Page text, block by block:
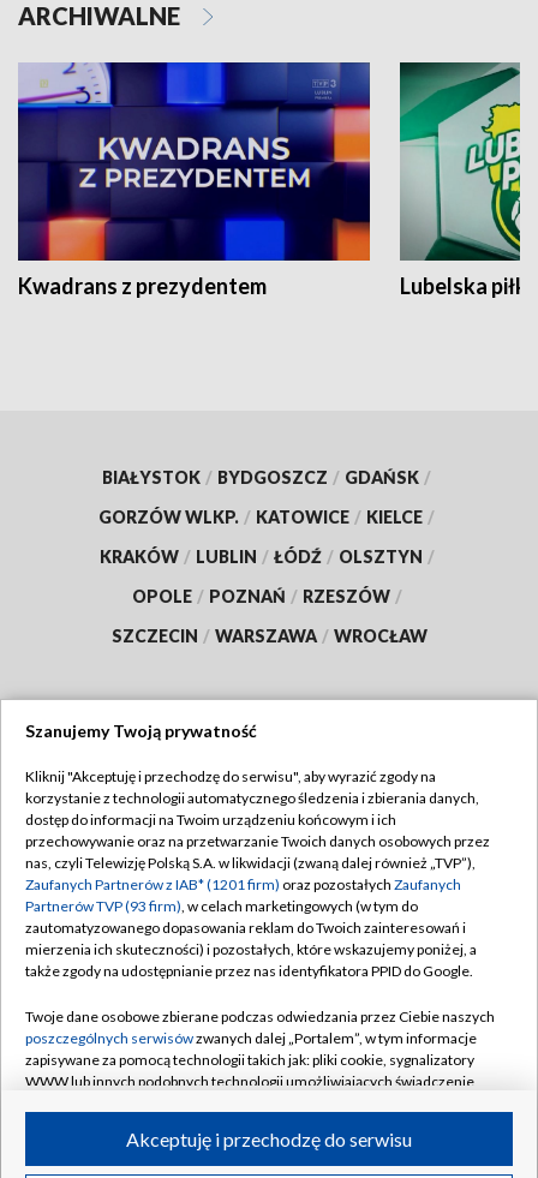
ARCHIWALNE
Kwadrans z prezydentem Lubelska piłka
BIAŁYSTOK / BYDGOSZCZ / GDAŃSK /
GORZÓW WLKP. / KATOWICE / KIELCE /
KRAKÓW / LUBLIN / ŁÓDŹ / OLSZTYN /
OPOLE / POZNAŃ / RZESZÓW /
SZCZECIN / WARSZAWA / WROCŁAW
TVP
Abonament TVP
Emisja w TVP
Centrum informacji TVP
Naziemna Telewizja Cyfrowa
Rada Programowa
System NOS
Informacje o nadawcy
Program dla prasy
Regulamin TVP
Polityka prywatności
Moje zgody
Pomoc
Kontakt
Kanały
Szanujemy Twoją prywatność
Kliknij "Akceptuję i przechodzę do serwisu", aby wyrazić zgody na
korzystanie z technologii automatycznego śledzenia i zbierania danych,
dostęp do informacji na Twoim urządzeniu końcowym i ich
przechowywanie oraz na przetwarzanie Twoich danych osobowych przez
nas, czyli Telewizję Polską S.A. w likwidacji (zwaną dalej również „TVP”),
Zaufanych Partnerów z IAB* (1201 firm) oraz pozostałych Zaufanych
Partnerów TVP (93 firm), w celach marketingowych (w tym do
zautomatyzowanego dopasowania reklam do Twoich zainteresowań i
mierzenia ich skuteczności) i pozostałych, które wskazujemy poniżej, a
także zgody na udostępnianie przez nas identyfikatora PPID do Google.
Twoje dane osobowe zbierane podczas odwiedzania przez Ciebie naszych
poszczególnych serwisówzwanych dalej „Portalem”, w tym informacje
zapisywane za pomocą technologii takich jak: pliki cookie, sygnalizatory
WWW lub innych podobnych technologii umożliwiających świadczenie
ruchu w Internecie.Akceptuję i przechodzę do serwisu